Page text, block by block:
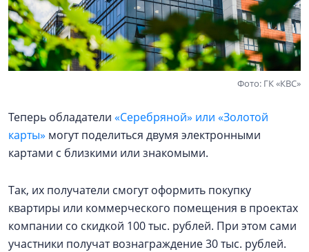
Фото: ГК «КВС»
Теперь обладатели «Серебряной» или «Золотой
карты» могут поделиться двумя электронными
картами с близкими или знакомыми.
Так, их получатели смогут оформить покупку
квартиры или коммерческого помещения в проектах
компании со скидкой 100 тыс. рублей. При этом сами
участники получат вознаграждение 30 тыс. рублей.